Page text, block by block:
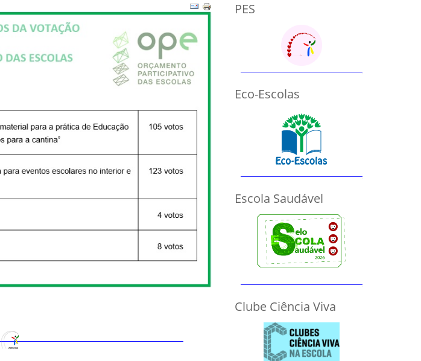
PES
Eco-Escolas
Escola Saudável
Clube Ciência Viva